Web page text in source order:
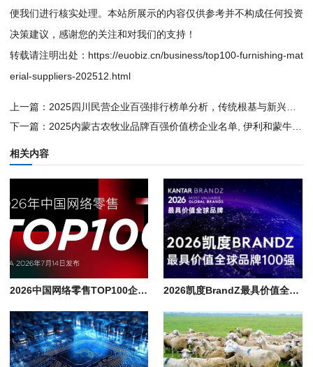
便我们进行核实处理。本站所展示的内容仅供参考并不构成任何投资
决策建议，感谢您的关注和对我们的支持！
转载请注明出处： https://euobiz.cn/business/top100-furnishing-mat
erial-suppliers-202512.html
上一篇： 2025四川民营企业百强排行榜单分析，传统根基与新兴动能的巴蜀经济图谱
下一篇： 2025内蒙古农牧业品牌百强价值榜企业名单, 伊利和蒙牛品牌价值共占比51%
相关内容
2026中国网络零售TOP100企业排行榜单, 京东/阿里/美的/沃尔玛领衔千亿阵营 2026凯度BrandZ最具价值全球品牌100强排行榜单, 世界知名企业名录